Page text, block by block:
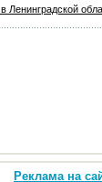
Ленинградской
Реклама на